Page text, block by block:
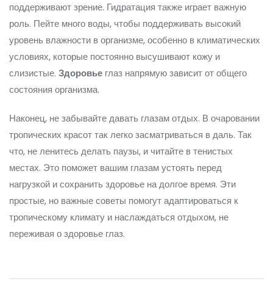
поддерживают зрение. Гидратация также играет важную
роль. Пейте много воды, чтобы поддерживать высокий
уровень влажности в организме, особенно в климатических
условиях, которые постоянно высушивают кожу и
слизистые. Здоровье глаз напрямую зависит от общего
состояния организма.
Наконец, не забывайте давать глазам отдых. В очаровании
тропических красот так легко засматриваться в даль. Так
что, не ленитесь делать паузы, и читайте в тенистых
местах. Это поможет вашим глазам устоять перед
нагрузкой и сохранить здоровье на долгое время. Эти
простые, но важные советы помогут адаптироваться к
тропическому климату и наслаждаться отдыхом, не
переживая о здоровье глаз.